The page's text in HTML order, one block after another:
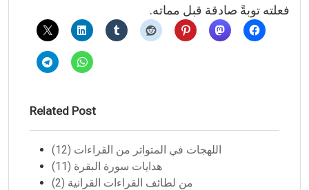
فعلته توبةً صادقة قبل مماته.
Related Post
اللهجات في المتواتر من القراءات (12)
هدايات سورة البقرة (11)
من لطائف القراءات القرانية (2)